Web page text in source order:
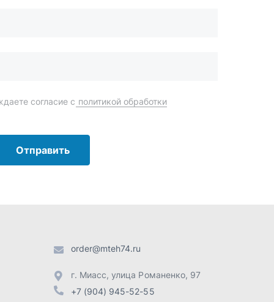
+7 (904) 945-52-55
г. Челябинск,Свердловский
тракт, 3Е